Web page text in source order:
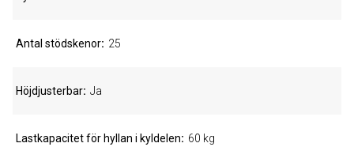
Antal stödskenor 25
Höjdjusterbar Ja
Lastkapacitet för hyllan i kyldelen 60 kg